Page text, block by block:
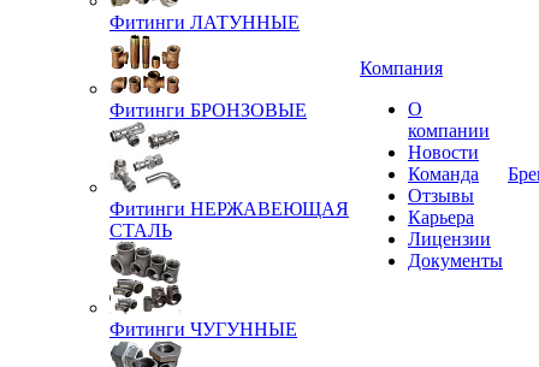
Фитинги ЛАТУННЫЕ
Фитинги БРОНЗОВЫЕ
Фитинги НЕРЖАВЕЮЩАЯ
СТАЛЬ
Фитинги ЧУГУННЫЕ
Компания
О
компании
Новости
Команда
Отзывы
Карьера
Лицензии
Документы